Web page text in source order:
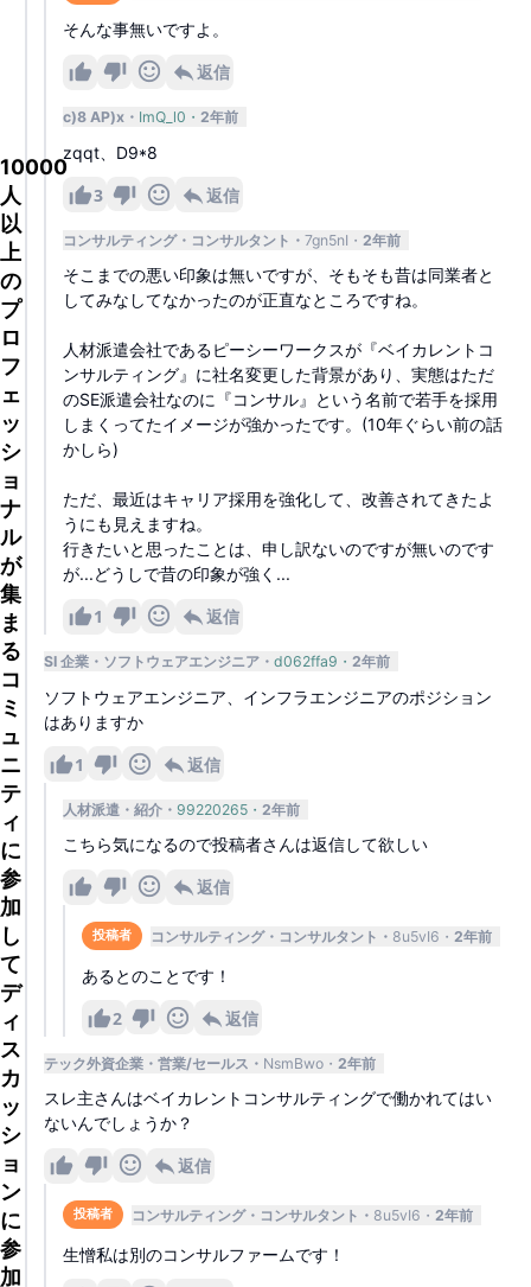
10000
人
以
上
の
プ
ロ
フ
ェ
ッ
シ
ョ
ナ
ル
が
集
ま
る
コ
ミ
ュ
ニ
テ
ィ
に
参
加
し
て
デ
ィ
ス
カ
ッ
シ
ョ
ン
に
参
加
そんな事無いですよ。
返信
c)8 AP)x ImQ_l0 2年前
zqqt、D9*8
3 返信
コンサルティング コンサルタント 7gn5nI 2年前
そこまでの悪い印象は無いですが、そもそも昔は同業者と
してみなしてなかったのが正直なところですね。
人材派遣会社であるピーシーワークスが『ベイカレントコ
ンサルティング』に社名変更した背景があり、実態はただ
のSE派遣会社なのに『コンサル』という名前で若手を採用
しまくってたイメージが強かったです。(10年ぐらい前の話
かしら)
ただ、最近はキャリア採用を強化して、改善されてきたよ
うにも見えますね。
行きたいと思ったことは、申し訳ないのですが無いのです
が...どうしで昔の印象が強く...
1 返信
SI 企業 ソフトウェアエンジニア d062ffa9 2年前
ソフトウェアエンジニア、インフラエンジニアのポジション
はありますか
1 返信
人材派遣・紹介 99220265 2年前
こちら気になるので投稿者さんは返信して欲しい
返信
投稿者 コンサルティング コンサルタント 8u5vI6 2年前
あるとのことです！
2 返信
テック外資企業 営業/セールス NsmBwo 2年前
スレ主さんはベイカレントコンサルティングで働かれてはい
ないんでしょうか？
返信
投稿者 コンサルティング コンサルタント 8u5vI6 2年前
生憎私は別のコンサルファームです！